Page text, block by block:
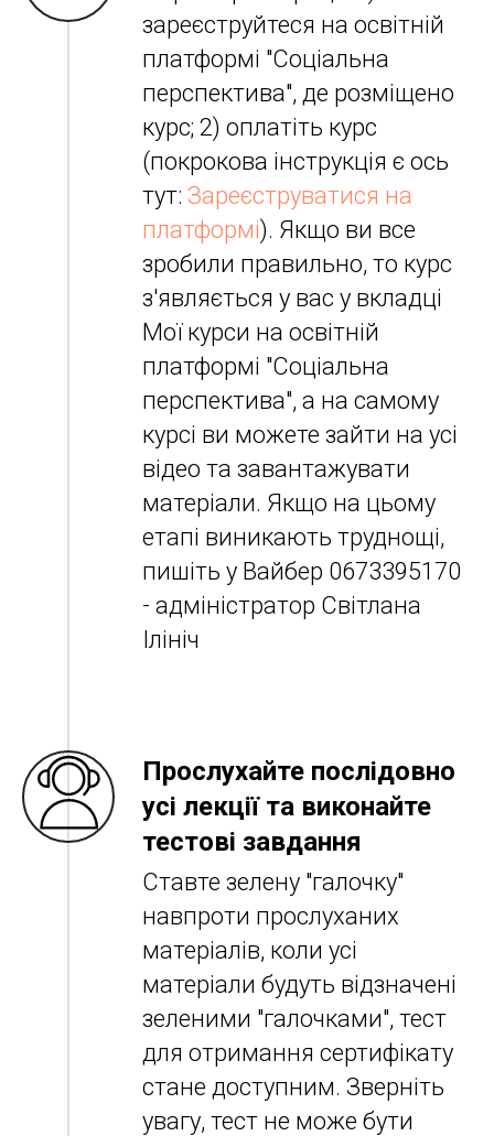
зареєструйтеся на освітній
платформі "Соціальна
перспектива", де розміщено
курс; 2) оплатіть курс
(покрокова інструкція є ось
тут: Зареєструватися на
платформі). Якщо ви все
зробили правильно, то курс
з'являється у вас у вкладці
Мої курси на освітній
платформі "Соціальна
перспектива", а на самому
курсі ви можете зайти на усі
відео та завантажувати
матеріали. Якщо на цьому
етапі виникають труднощі,
пишіть у Вайбер 0673395170
- адміністратор Світлана
Ілініч
Прослухайте послідовно
усі лекції та виконайте
тестові завдання
Ставте зелену "галочку"
навпроти прослуханих
матеріалів, коли усі
матеріали будуть відзначені
зеленими "галочками", тест
для отримання сертифікату
стане доступним. Зверніть
увагу, тест не може бути